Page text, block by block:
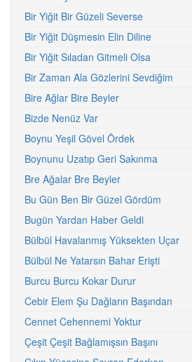
Bir Yiğit Bir Güzeli Severse
Bir Yiğit Düşmesin Elin Diline
Bir Yiğit Sıladan Gitmeli Olsa
Bir Zaman Ala Gözlerini Sevdiğim
Bire Ağlar Bire Beyler
Bizde Nenüz Var
Boynu Yeşil Gövel Ördek
Boynunu Uzatıp Geri Sakınma
Bre Ağalar Bre Beyler
Bu Gün Ben Bir Güzel Gördüm
Bugün Yardan Haber Geldi
Bülbül Havalanmış Yüksekten Uçar
Bülbül Ne Yatarsın Bahar Erişti
Burcu Burcu Kokar Durur
Cebir Elem Şu Dağların Başından
Cennet Cehennemi Yoktur
Çeşit Çeşit Bağlamışsın Başını